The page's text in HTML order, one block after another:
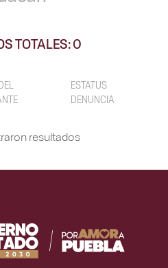
TOTALES: 0
ESTATUS
DENUNCIA
resultados